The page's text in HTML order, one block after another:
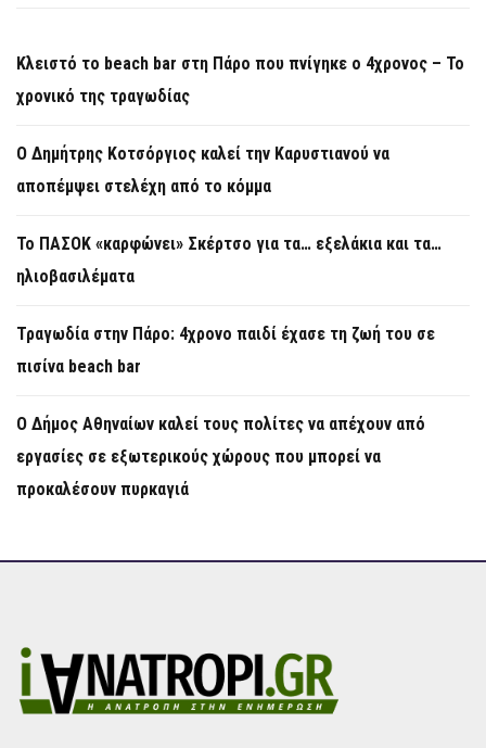
Κλειστό το beach bar στη Πάρο που πνίγηκε ο 4χρονος – Το
χρονικό της τραγωδίας
O Δημήτρης Κοτσόργιος καλεί την Καρυστιανού να
αποπέμψει στελέχη από το κόμμα
Το ΠΑΣΟΚ «καρφώνει» Σκέρτσο για τα… εξελάκια και τα…
ηλιοβασιλέματα
Τραγωδία στην Πάρο: 4χρονο παιδί έχασε τη ζωή του σε
πισίνα beach bar
Ο Δήμος Αθηναίων καλεί τους πολίτες να απέχουν από
εργασίες σε εξωτερικούς χώρους που μπορεί να
προκαλέσουν πυρκαγιά